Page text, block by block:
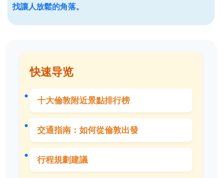
找讓人放鬆的角落。
快速导览
十大倫敦附近景點排行榜
交通指南：如何從倫敦出發
行程規劃建議